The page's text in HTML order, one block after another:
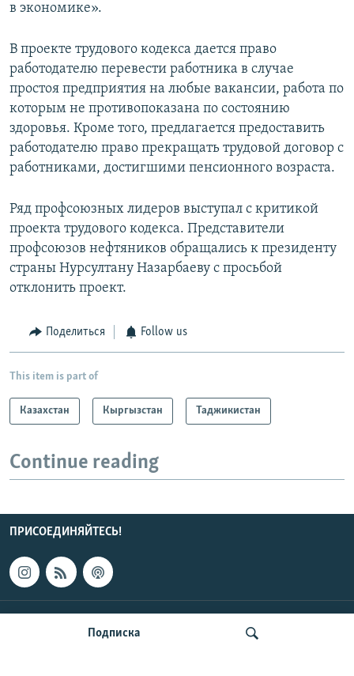
Подписка
в экономике».
В проекте трудового кодекса дается право
работодателю перевести работника в случае
простоя предприятия на любые вакансии, работа по
которым не противопоказана по состоянию
здоровья. Кроме того, предлагается предоставить
работодателю право прекращать трудовой договор с
работниками, достигшими пенсионного возраста.
Ряд профсоюзных лидеров выступал с критикой
проекта трудового кодекса. Представители
профсоюзов нефтяников обращались к президенту
страны Нурсултану Назарбаеву с просьбой
отклонить проект.
Поделиться Follow us
This item is part of
Казахстан Кыргызстан Таджикистан
Continue reading
ПРИСОЕДИНЯЙТЕСЬ!